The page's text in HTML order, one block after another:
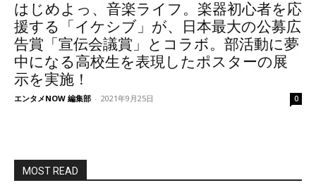
はじめよっ、音楽ライフ。楽器初心者を応
援する「イケシブ」が、日本最大の公募広
告賞「宣伝会議賞」とコラボ。部活動に夢
中になる高校生を表現したポスターの展
示を実施！
エンタメNOW 編集部 - 2021年9月25日 0
MOST READ